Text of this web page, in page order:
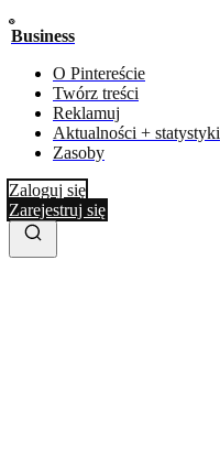
Business
O Pintereście
Twórz treści
Reklamuj
Aktualności + statystyki
Zasoby
Zaloguj się
Zarejestruj się